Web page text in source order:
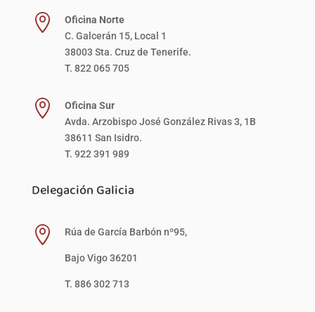

Oficina Norte
C. Galcerán 15, Local 1
38003 Sta. Cruz de Tenerife.
T. 822 065 705

Oficina Sur
Avda. Arzobispo José González Rivas 3, 1B
38611 San Isidro.
T. 922 391 989
Delegación Galicia
 Rúa de García Barbón nº95,
Bajo Vigo 36201
T. 886 302 713